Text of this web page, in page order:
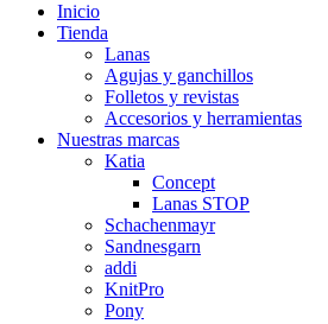
Inicio
Tienda
Lanas
Agujas y ganchillos
Folletos y revistas
Accesorios y herramientas
Nuestras marcas
Katia
Concept
Lanas STOP
Schachenmayr
Sandnesgarn
addi
KnitPro
Pony